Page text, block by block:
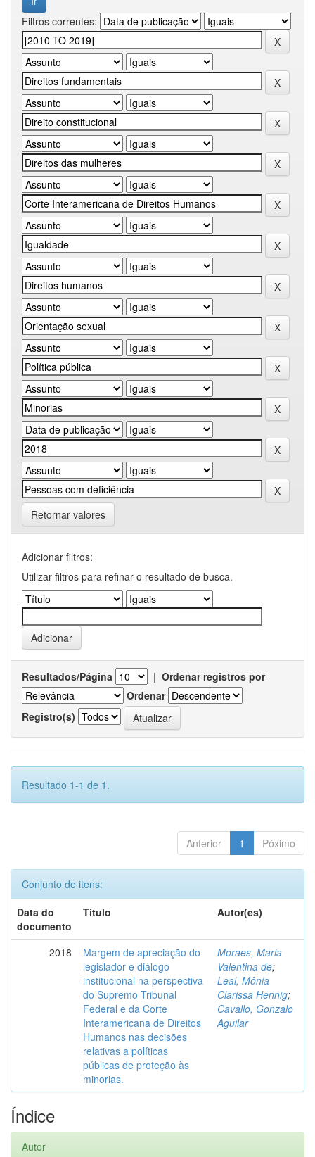
Filtros correntes:
Retornar valores
Adicionar filtros:
Utilizar filtros para refinar o resultado de busca.
Resultados/Página | Ordenar registros por
Ordenar
Registro(s)
Resultado 1-1 de 1.
Anterior 1 Póximo
Conjunto de itens:
Data do
documento
Título Autor(es)
2018
Margem de apreciação do
legislador e diálogo
institucional na perspectiva
do Supremo Tribunal
Federal e da Corte
Interamericana de Direitos
Humanos nas decisões
relativas a políticas
públicas de proteção às
minorias.
Moraes, Maria
Valentina de;
Leal, Mônia
Clarissa Hennig;
Cavallo, Gonzalo
Aguilar
Índice
Autor